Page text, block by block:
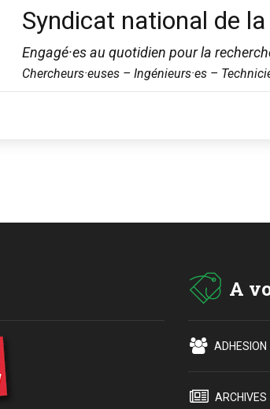
Syndicat national de
Engagé·es au quotidien pour la
Chercheurs·euses – Ingénieurs·es –
A
ADHESION
ARCHIVES